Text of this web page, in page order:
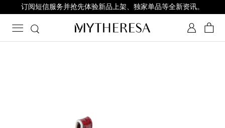
订阅短信服务并抢先体验新品上架、独家单品等全新资讯。